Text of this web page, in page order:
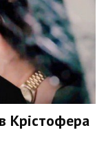
Крістофера